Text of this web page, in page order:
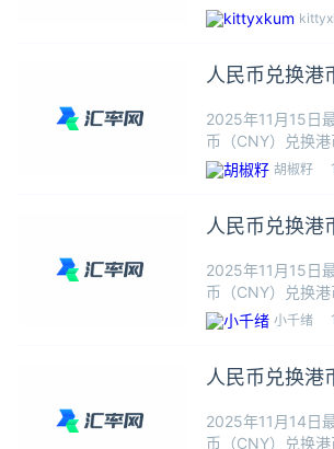
人民币≈1.0972港
民币可以兑换
准。人民
人民币兑换港
2025年11月15日
币（CNY）兑换
人民币≈1.0972港
民币可以兑换
准。人民
胡椒籽
人民币兑换港
2025年11月15日
币（CNY）兑换
人民币≈1.0972港
民币可以兑换
准。人民
小千绪
人民币兑换港
2025年11月14日
币（CNY）兑换